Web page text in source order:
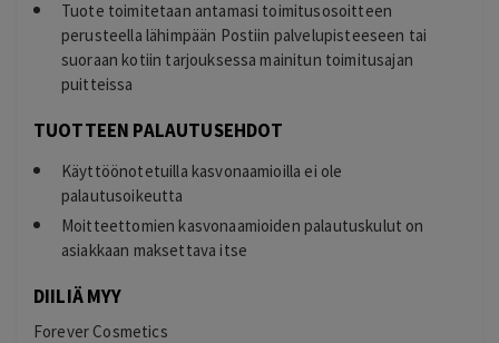
Tuote toimitetaan antamasi toimitusosoitteen
perusteella lähimpään Postiin palvelupisteeseen tai
suoraan kotiin tarjouksessa mainitun toimitusajan
puitteissa
TUOTTEEN PALAUTUSEHDOT
Käyttöönotetuilla kasvonaamioilla ei ole
palautusoikeutta
Moitteettomien kasvonaamioiden palautuskulut on
asiakkaan maksettava itse
DIILIÄ MYY
Forever Cosmetics